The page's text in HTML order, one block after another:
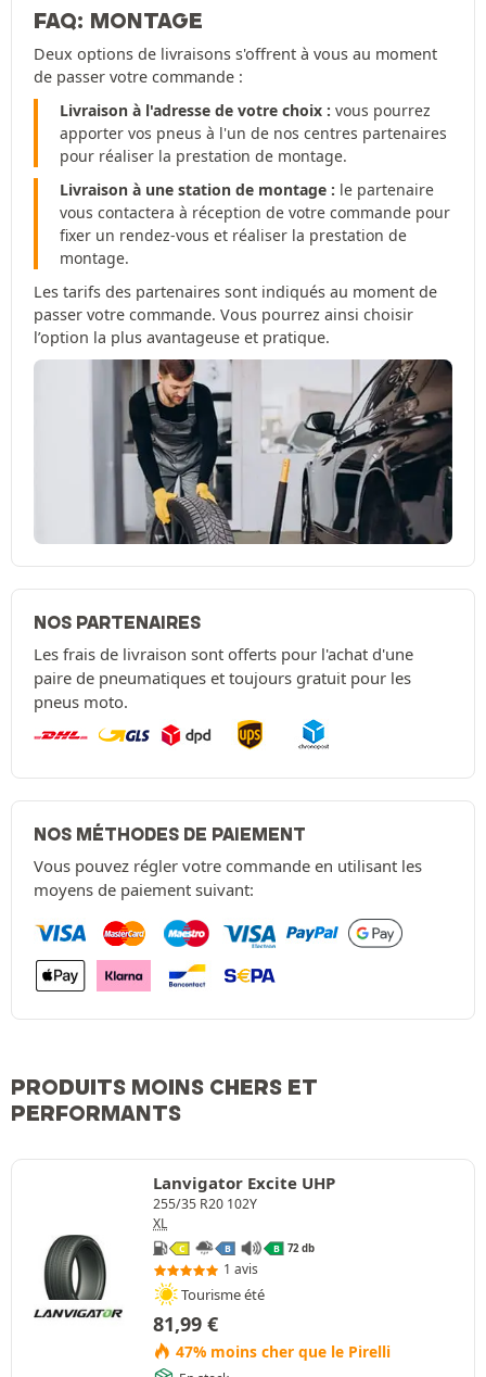
FAQ: MONTAGE
Deux options de livraisons s'offrent à vous au moment
de passer votre commande :
Livraison à l'adresse de votre choix : vous pourrez
apporter vos pneus à l'un de nos centres partenaires
pour réaliser la prestation de montage.
Livraison à une station de montage : le partenaire
vous contactera à réception de votre commande pour
fixer un rendez-vous et réaliser la prestation de
montage.
Les tarifs des partenaires sont indiqués au moment de
passer votre commande. Vous pourrez ainsi choisir
l’option la plus avantageuse et pratique.
NOS PARTENAIRES
Les frais de livraison sont offerts pour l'achat d'une
paire de pneumatiques et toujours gratuit pour les
pneus moto.
NOS MÉTHODES DE PAIEMENT
Vous pouvez régler votre commande en utilisant les
moyens de paiement suivant:
PRODUITS MOINS CHERS ET
PERFORMANTS
Lanvigator Excite UHP
255/35 R20 102Y
XL
C B B 72 db
1 avis
Tourisme été
81,99 €
47% moins cher que le Pirelli